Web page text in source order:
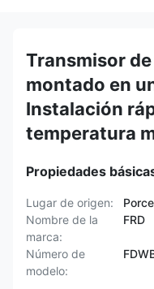
Transmisor
montado en
Instalación
temperatura
Propiedades
Lugar de origen:
Nombre de la
marca:
FRD
Número de
modelo: